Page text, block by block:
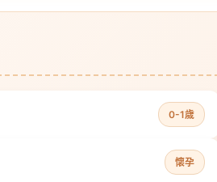
0-1歲
懷孕